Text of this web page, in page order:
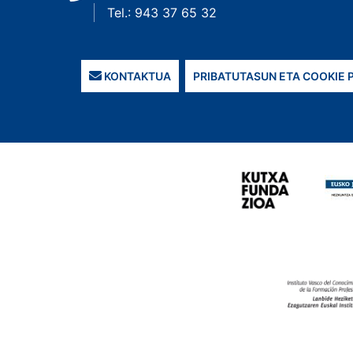
Tel.: 943 37 65 32
KONTAKTUA PRIBATUTASUN ETA COOKIE